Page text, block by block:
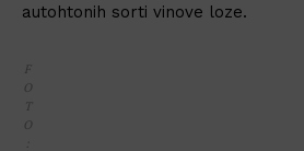
autohtonih sorti vinove loze.
F
O
T
O